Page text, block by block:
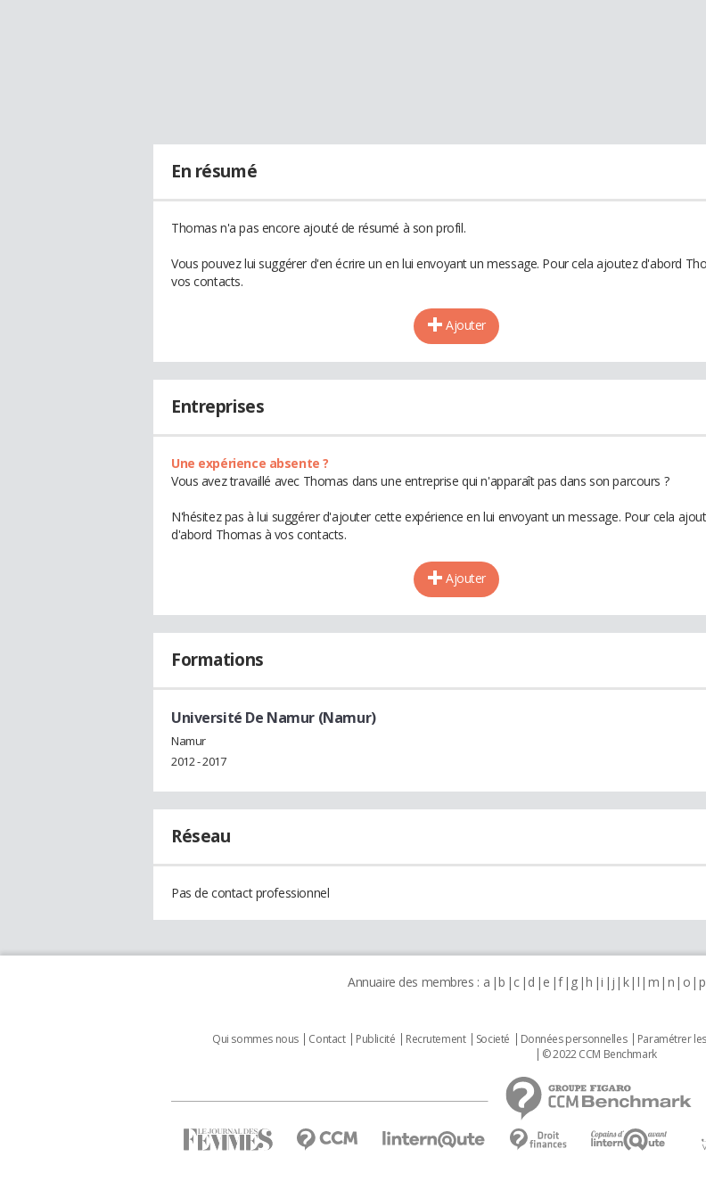
En résumé
Thomas n'a pas encore ajouté de résumé à son profil.
Vous pouvez lui suggérer d'en écrire un en lui envoyant un message. Pour cela ajoutez d'abord
vos contacts.
Ajouter
Entreprises
Une expérience absente ?
Vous avez travaillé avec Thomas dans une entreprise qui n'apparaît pas dans son parcours ?
N'hésitez pas à lui suggérer d'ajouter cette expérience en lui envoyant un message. Pour cela
d'abord Thomas à vos contacts.
Ajouter
Formations
Université De Namur (Namur)
Namur
2012 - 2017
Réseau
Pas de contact professionnel
Annuaire des membres : a b c d e f g h i j k l m n o p
Qui sommes nous Contact Publicité Recrutement Societé Données personnelles Paramétrer
© 2022 CCM Benchmark